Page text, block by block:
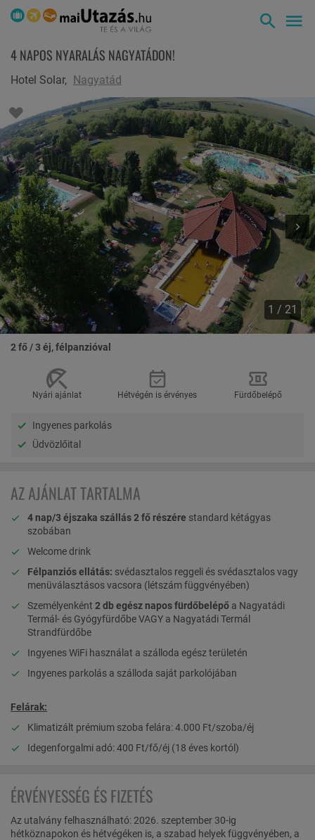
4 NAPOS NYARALÁS NAGYATÁDON!
Hotel Solar, Nagyatád
1 / 21
2 fő / 3 éj, félpanzióval
Nyári ajánlat Hétvégén is érvényes Fürdőbelépő
Ingyenes parkolás
Üdvözlőital
AZ AJÁNLAT TARTALMA
4 nap/3 éjszaka szállás 2 fő részére standard kétágyas
szobában
Welcome drink
Félpanziós ellátás: svédasztalos reggeli és svédasztalos vagy
menüválasztásos vacsora (létszám függvényében)
Személyenként 2 db egész naposfürdőbelépő a Nagyatádi
Termál- és Gyógyfürdőbe VAGY a Nagyatádi Termál
Strandfürdőbe
Ingyenes WiFi használat a szálloda egész területén
Ingyenes parkolás a szálloda saját parkolójában
Felárak:
Klimatizált prémium szoba felára: 4.000 Ft/szoba/éj
Idegenforgalmi adó: 400 Ft/fő/éj (18 éves kortól)
ÉRVÉNYESSÉG ÉS FIZETÉS
Az utalvány felhasználható: 2026. szeptember 30-ig
hétköznapokon és hétvégéken is, a szabad helyek függvényében, a